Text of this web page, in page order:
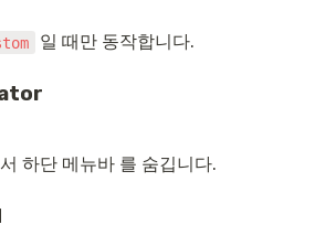
일 때만 동작합니다.
하단 메뉴바 를 숨깁니다.